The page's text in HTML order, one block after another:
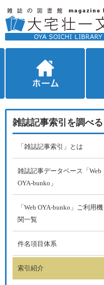
雑誌記事索引を調べる
「雑誌記事索引」とは
雑誌記事データベース「Web
OYA-bunko」
「Web OYA-bunko」ご利用機
関一覧
件名項目体系
索引紹介